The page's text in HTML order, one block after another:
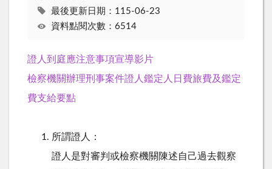
最後更新日期：115-06-23
資料點閱次數：6514
證人到庭應注意事項宣導影片
檢察機關辦理刑事案件證人鑑定人日費旅費及鑑定
費支給要點
所謂證人：
證人是對審判或檢察機關陳述自己過去觀察